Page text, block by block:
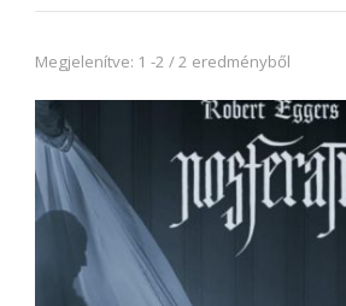
Megjelenítve: 1 -2 / 2 eredményből